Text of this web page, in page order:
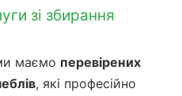
зі збирання
маємо перевірених
, які професійно